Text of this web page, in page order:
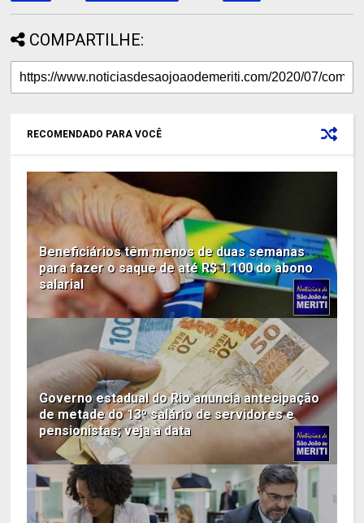
COMPARTILHE:
RECOMENDADO PARA VOCÊ
Beneficiários têm menos de duas semanas
para fazer o saque de até R$ 1.100 do abono
salarial
Governo estadual do Rio anuncia antecipação
de metade do 13º salário de servidores e
pensionistas; veja a data